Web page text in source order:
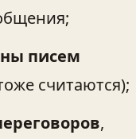
писем
считаются);
,